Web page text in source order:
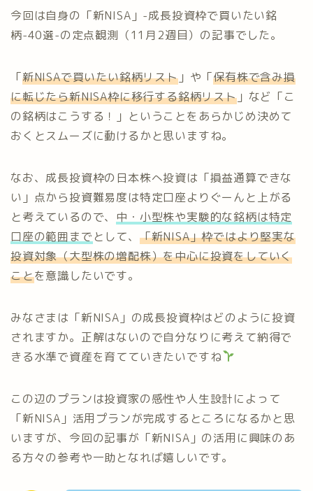
今回は自身の「新NISA」-成長投資枠で買いたい銘
柄-40選-の定点観測（11月2週目）の記事でした。
「新NISAで買いたい銘柄リスト」や「保有株で含み損
に転じたら新NISA枠に移行する銘柄リスト」など「こ
の銘柄はこうする！」ということをあらかじめ決めて
おくとスムーズに動けるかと思いますね。
なお、成長投資枠の日本株へ投資は「損益通算できな
い」点から投資難易度は特定口座よりぐーんと上がる
と考えているので、 中・小型株や実験的な銘柄は特定
口座の範囲まで として、 「新NISA」枠ではより堅実な
投資対象（大型株の増配株）を中心に投資をしていく
ことを意識したいです。
みなさまは「新NISA」の成長投資枠はどのように投資
されますか。正解はないので自分なりに考えて納得で
きる水準で資産を育てていきたいですね
この辺のプランは投資家の感性や人生設計によって
「新NISA」活用プランが完成するところになるかと思
いますが、今回の記事が「新NISA」の活用に興味のあ
る方々の参考や一助となれば嬉しいです。